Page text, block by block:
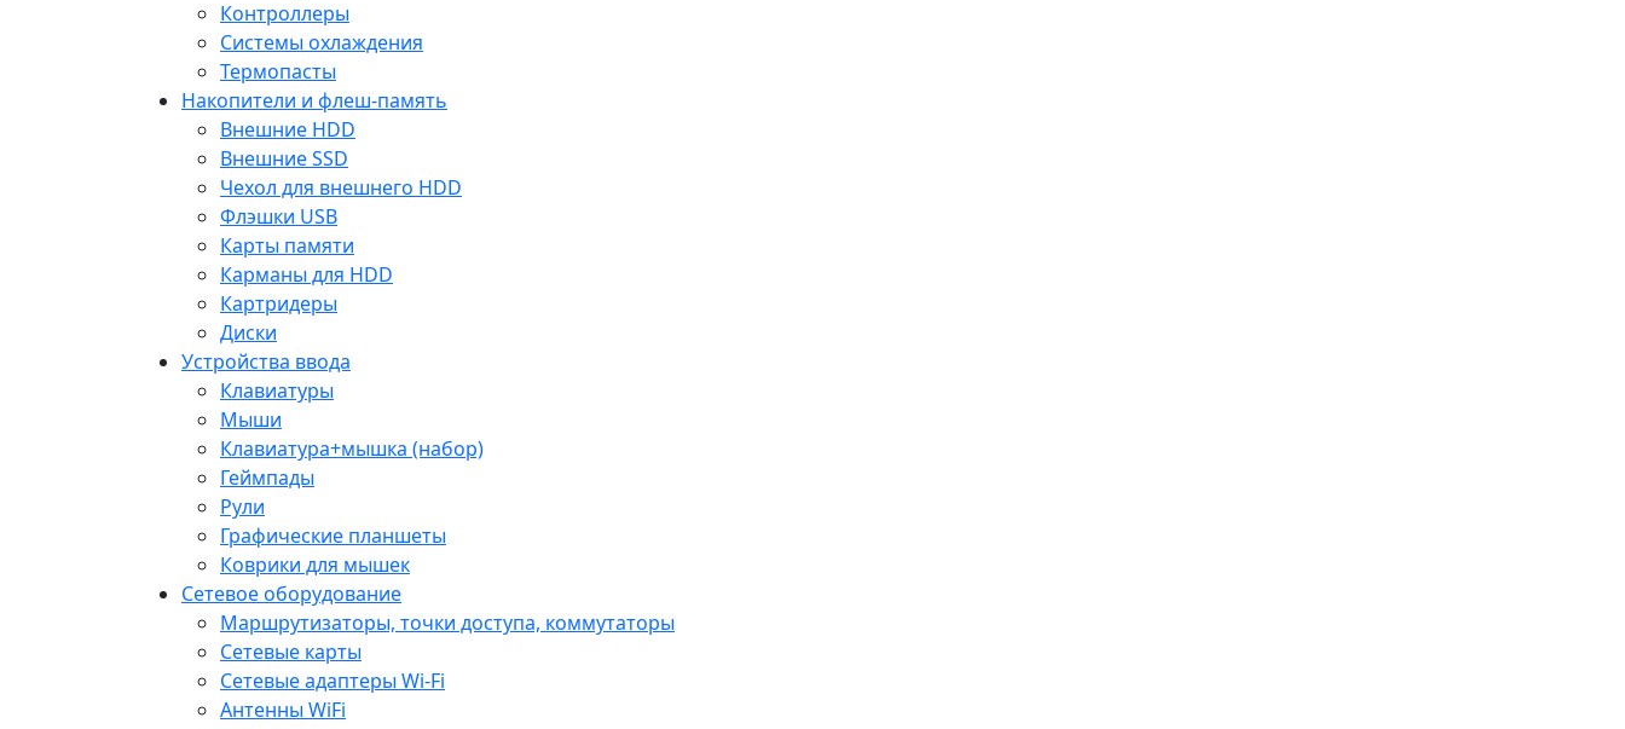
Контроллеры
Системы охлаждения
Термопасты
Накопители и флеш-память
Внешние HDD
Внешние SSD
Чехол для внешнего HDD
Флэшки USB
Карты памяти
Карманы для HDD
Картридеры
Диски
Устройства ввода
Клавиатуры
Мыши
Клавиатура+мышка (набор)
Геймпады
Рули
Графические планшеты
Коврики для мышек
Сетевое оборудование
Маршрутизаторы, точки доступа, коммутаторы
Сетевые карты
Сетевые адаптеры Wi-Fi
Антенны WiFi